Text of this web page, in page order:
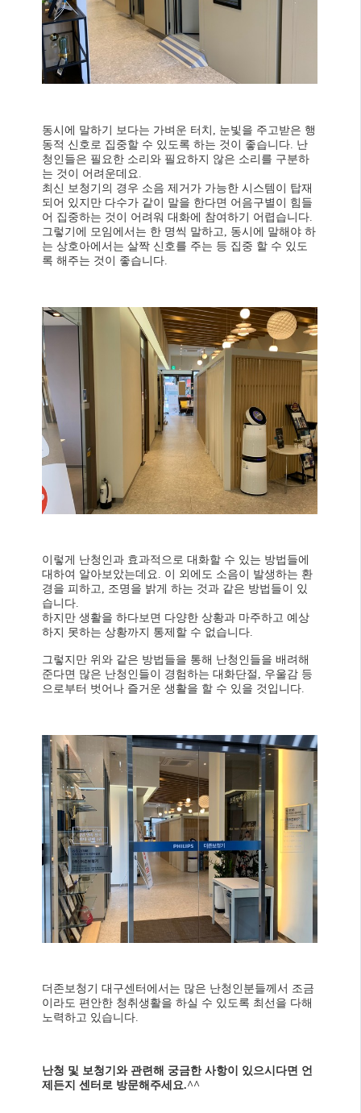
동시에 말하기 보다는 가벼운 터치, 눈빛을 주고받은 행
동적 신호로 집중할 수 있도록 하는 것이 좋습니다. 난
청인들은 필요한 소리와 필요하지 않은 소리를 구분하
는 것이 어려운데요.
최신 보청기의 경우 소음 제거가 가능한 시스템이 탑재
되어 있지만 다수가 같이 말을 한다면 어음구별이 힘들
어 집중하는 것이 어려워 대화에 참여하기 어렵습니다.
그렇기에 모임에서는 한 명씩 말하고, 동시에 말해야 하
는 상호아에서는 살짝 신호를 주는 등 집중 할 수 있도
록 해주는 것이 좋습니다.
이렇게 난청인과 효과적으로 대화할 수 있는 방법들에
대하여 알아보았는데요. 이 외에도 소음이 발생하는 환
경을 피하고, 조명을 밝게 하는 것과 같은 방법들이 있
습니다.
하지만 생활을 하다보면 다양한 상황과 마주하고 예상
하지 못하는 상황까지 통제할 수 없습니다.
그렇지만 위와 같은 방법들을 통해 난청인들을 배려해
준다면 많은 난청인들이 경험하는 대화단절, 우울감 등
으로부터 벗어나 즐거운 생활을 할 수 있을 것입니다.
더존보청기 대구센터에서는 많은 난청인분들께서 조금
이라도 편안한 청취생활을 하실 수 있도록 최선을 다해
노력하고 있습니다.
난청 및 보청기와 관련해 궁금한 사항이 있으시다면 언
제든지 센터로 방문해주세요.^^